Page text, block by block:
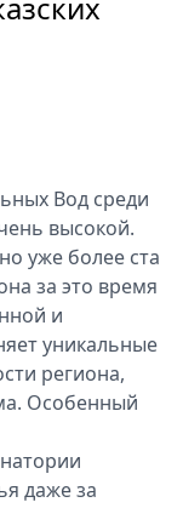
Вод среди
высокой.
уже более ста
за это время
и
уникальные
региона,
Особенный
даже за